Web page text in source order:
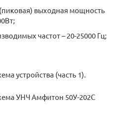
выходная мощность
частот – 20-25000 Гц;
устройства (часть 1).
УНЧ Амфитон 50У-202С